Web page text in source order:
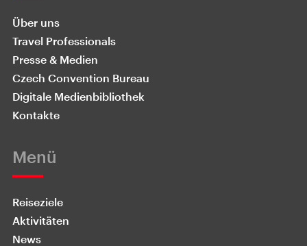
Über uns
Travel Professionals
Presse & Medien
Czech Convention Bureau
Digitale Medienbibliothek
Kontakte
Menü
Reiseziele
Aktivitäten
News